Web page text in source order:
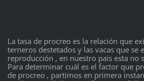
La tasa de procreo es la relación que
terneros destetados y las vacas que se
reproducción , en nuestro país esta no
Para determinar cuál es el factor que
de procreo , partimos en primera